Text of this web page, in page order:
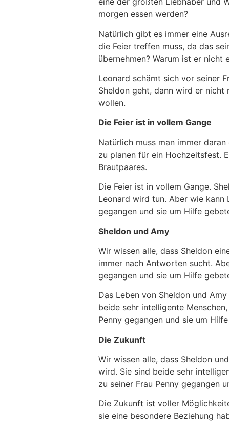
morgen essen werden?
Natürlich gibt es immer eine
die Feier treffen muss, da das
übernehmen? Warum ist er nicht
Leonard schämt sich vor seiner
Sheldon geht, dann wird er nicht
wollen.
Die Feier ist in vollem Gange
Natürlich muss man immer
zu planen für ein Hochzeitsfest.
Brautpaares.
Die Feier ist in vollem Gange.
Leonard wird tun. Aber wie kann
gegangen und sie um Hilfe
Sheldon und Amy
Wir wissen alle, dass Sheldon
immer nach Antworten sucht.
gegangen und sie um Hilfe
Das Leben von Sheldon und
beide sehr intelligente
Penny gegangen und sie um
Die Zukunft
Wir wissen alle, dass Sheldon
wird. Sie sind beide sehr
zu seiner Frau Penny gegangen
Die Zukunft ist voller
sie eine besondere Beziehung